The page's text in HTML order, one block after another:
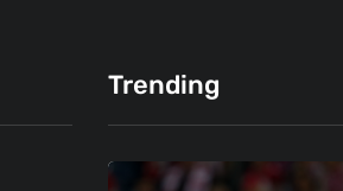
Trending